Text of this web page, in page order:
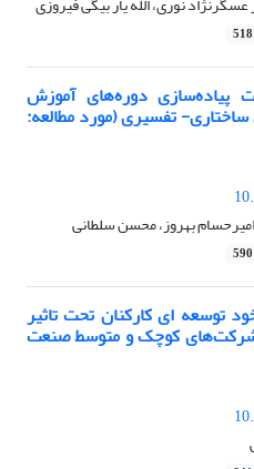
پیاده‌سازی دوره‌های آموزش
تفسیری (مورد مطالعه:
بهروز، محسن سلطانی
توسعه ای کارکنان تحت تاثیر
شرکت‌های کوچک و متوسط صنعت